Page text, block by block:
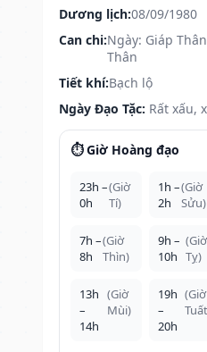
Dương lịch:08/09/1980
Can chi:Ngày: Giáp
Thân
Tiết khí:Bạch lộ
Ngày Đạo Tặc: Rất xấu,
⏱️ Giờ Hoàng đạo
23h –
0h
(Giờ
Tí)
1h –
2h
(Giờ
Sửu)
7h –
8h
(Giờ
Thìn)
9h –
10h
(Giờ
Tỵ)
13h
–
14h
(Giờ
Mùi)
19h
–
20h
(Giờ